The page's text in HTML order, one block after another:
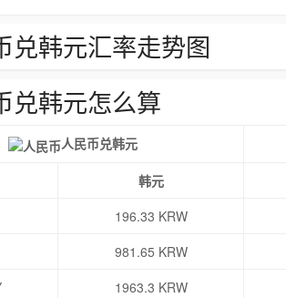
兑韩元汇率走势图
兑韩元怎么算
人民币兑韩元
韩元
196.33 KRW
981.65 KRW
1963.3 KRW